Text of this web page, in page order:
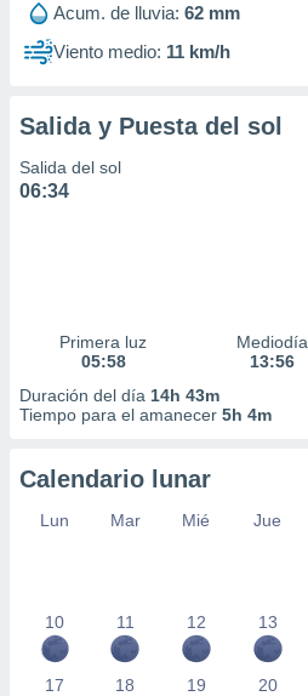
Acum. de lluvia: 62 mm
Viento medio: 11 km/h
Salida y Puesta del sol
Salida del sol
06:34
Primera luz
05:58
Mediodía
13:56
Duración del día 14h 43m
Tiempo para el amanecer 5h 4m
Calendario lunar
Lun Mar Mié Jue
10 11 12 13
17 18 19 20